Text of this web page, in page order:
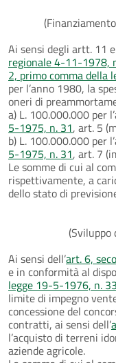
Ai sensi degli artt. 11
regionale 4-11-1978,
2, primo comma della
per l’anno 1980, la
oneri di
a) L. 100.000.000 per
5-1975, n. 31, art. 5
b) L. 100.000.000 per
5-1975, n. 31, art. 7
Le somme di cui al
rispettivamente, a
dello stato di
Ai sensi dell’art. 6,
e in conformità al
legge 19-5-1976, n.
limite di impegno
concessione del
contratti, ai sensi dell’
l’acquisto di terreni
aziende agricole.